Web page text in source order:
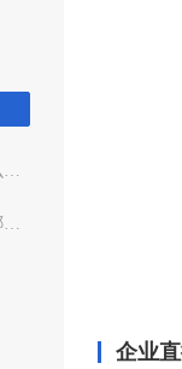
厚舍锁扣塑胶地板品牌对于店面管理有什么培训？
厚舍锁扣塑胶地板品牌的加盟扶持政策是哪些？
企业